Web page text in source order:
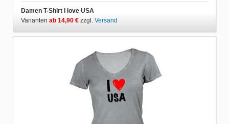
Damen T-Shirt I love USA
Varianten ab 14,90 € zzgl. Versand